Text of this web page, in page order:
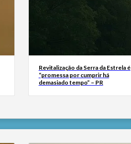
Revitalização da Serra da Estrela é
“promessa por cumprir há
demasiado tempo” – PR